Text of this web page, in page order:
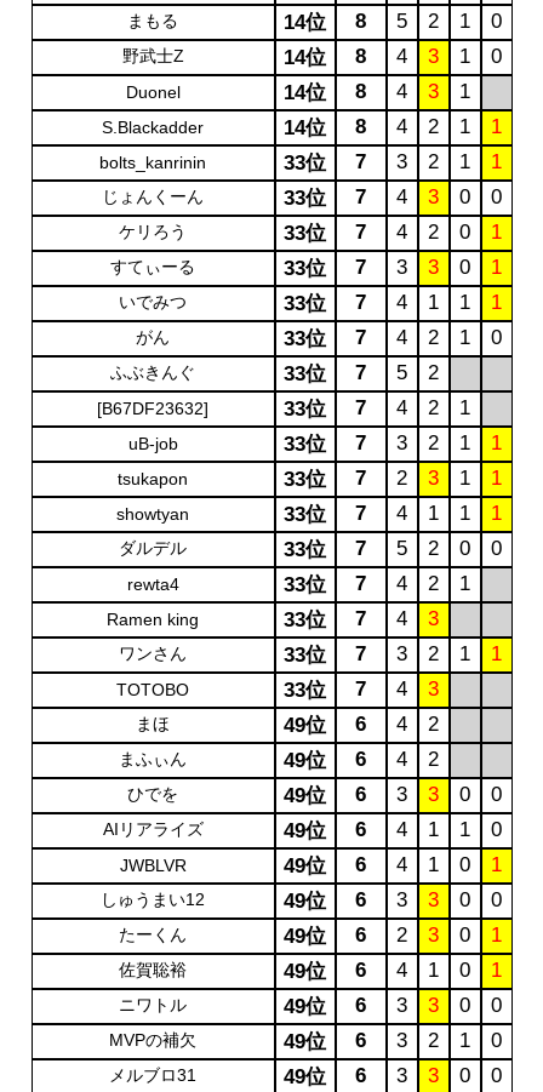
まもる 14位 8 5 2 1 0
野武士Z 14位 8 4 3 1 0
Duonel 14位 8 4 3 1
S.Blackadder 14位 8 4 2 1 1
bolts_kanrinin 33位 7 3 2 1 1
じょんくーん 33位 7 4 3 0 0
ケリろう 33位 7 4 2 0 1
すてぃーる 33位 7 3 3 0 1
いでみつ 33位 7 4 1 1 1
がん 33位 7 4 2 1 0
ふぶきんぐ 33位 7 5 2
[B67DF23632] 33位 7 4 2 1
uB-job 33位 7 3 2 1 1
tsukapon 33位 7 2 3 1 1
showtyan 33位 7 4 1 1 1
ダルデル 33位 7 5 2 0 0
rewta4 33位 7 4 2 1
Ramen king 33位 7 4 3
ワンさん 33位 7 3 2 1 1
TOTOBO 33位 7 4 3
まほ 49位 6 4 2
まふぃん 49位 6 4 2
ひでを 49位 6 3 3 0 0
AIリアライズ 49位 6 4 1 1 0
JWBLVR 49位 6 4 1 0 1
しゅうまい12 49位 6 3 3 0 0
たーくん 49位 6 2 3 0 1
佐賀聡裕 49位 6 4 1 0 1
ニワトル 49位 6 3 3 0 0
MVPの補欠 49位 6 3 2 1 0
メルブロ31 49位 6 3 3 0 0